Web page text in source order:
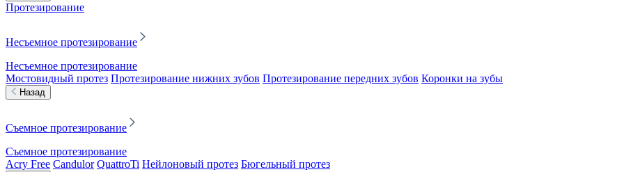
Протезирование
Несъемное протезирование
Несъемное протезирование
Мостовидный протез Протезирование нижних зубов Протезирование передних зубов Коронки на зубы
Назад
Съемное протезирование
Съемное протезирование
Acry Free Candulor QuattroTi Нейлоновый протез Бюгельный протез